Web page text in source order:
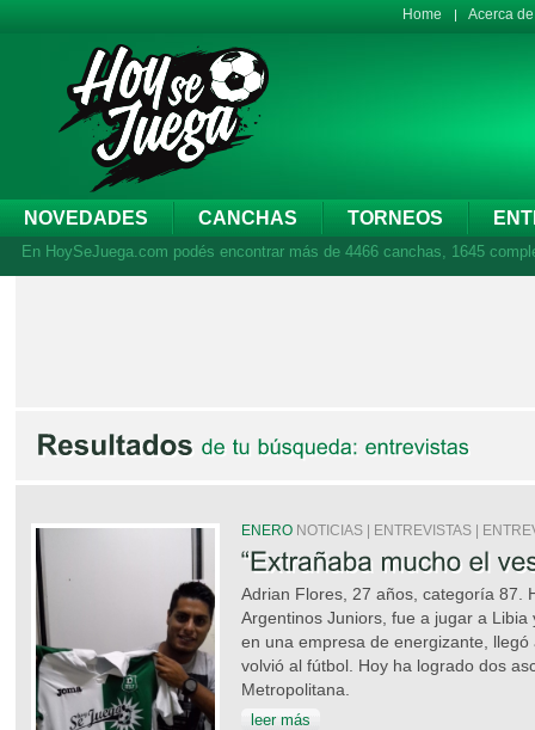
Home Acerca
NOVEDADES CANCHAS TORNEOS
En HoySeJuega.com podés encontrar más de 4466 canchas, 1645
ENERO NOTICIAS | ENTREVISTAS |
Adrian Flores, 27 años, categoría 87.
Argentinos Juniors, fue a jugar a
en una empresa de energizante,
volvió al fútbol. Hoy ha logrado dos
Metropolitana.
leer más